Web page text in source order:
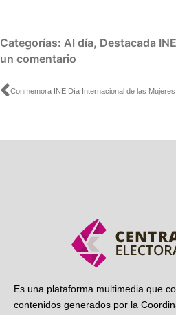
Categorías: Al día, Destacada INE
un comentario
Ant
Es una plataforma multimedia que
contenidos generados por la